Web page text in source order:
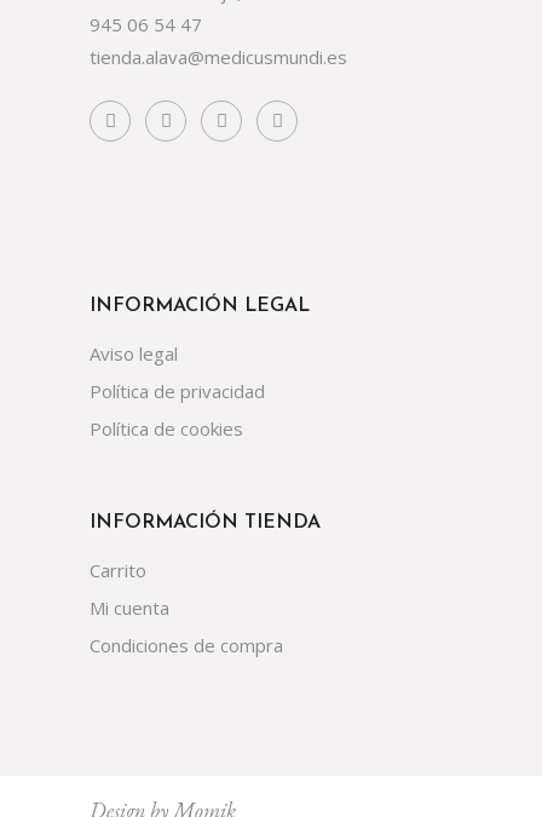
945 06 54 47
tienda.alava@medicusmundi.es
INFORMACIÓN LEGAL
Aviso legal
Política de privacidad
Política de cookies
INFORMACIÓN TIENDA
Carrito
Mi cuenta
Condiciones de compra
Design by Momik